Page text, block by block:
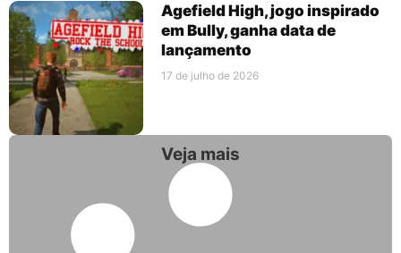
Agefield High, jogo inspirado
em Bully, ganha data de
lançamento
17 de julho de 2026
Veja mais